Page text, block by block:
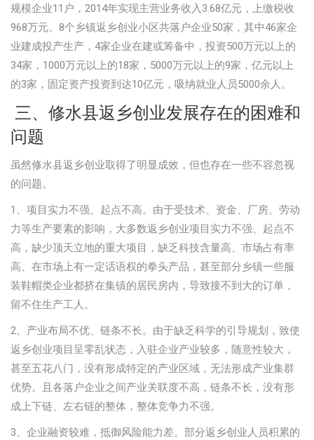
规模企业11户，2014年实现主营业务收入3.68亿元，上缴税收
968万元。8个乡镇返乡创业小区共落户企业50家，其中46家企
业建成投产生产，4家企业在建或筹备中，投资500万元以上的
34家，1000万元以上的18家，5000万元以上的9家，亿元以上
的3家，固定资产投资到达10亿元，吸纳就业人员5000余人。
三、修水县返乡创业发展存在的困难和
问题
虽然修水县返乡创业取得了明显成效，但也存在一些不容忽视
的问题。
1、项目实力不强、起点不高。由于受技术、资金、厂房、劳动
力等生产要素的影响，大多数返乡创业项目实力不强、起点不
高，缺少顶天立地的重大项目，缺乏科技含量高、市场占有率
高、在市场上有一定话语权的拳头产品，甚至部分乡镇一些服
装鞋帽类企业都挤在集镇的居民房内，导致接不到大的订单，
留不住生产工人。
2、产业布局不优、链条不长。由于缺乏科学的引导规划，致使
返乡创业项目呈零乱状态，入驻企业产业较多，随意性较大，
甚至五花八门，没有形成特定的产业区域，无法形成产业集群
优势。且各落户企业之间产业关联度不高，链条不长，没有形
成上下链、左右链的整体，整体竞争力不强。
3、企业融资较难，抵御风险能力差。部分返乡创业人员积累的